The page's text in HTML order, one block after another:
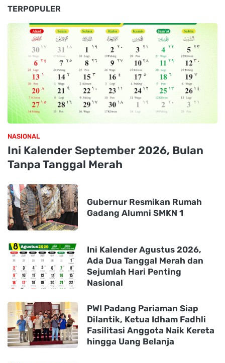
TERPOPULER
NASIONAL
Ini Kalender September 2026, Bulan
Tanpa Tanggal Merah
Gubernur Resmikan Rumah
Gadang Alumni SMKN 1
Ini Kalender Agustus 2026,
Ada Dua Tanggal Merah dan
Sejumlah Hari Penting
Nasional
PWI Padang Pariaman Siap
Dilantik, Ketua Idham Fadhli
Fasilitasi Anggota Naik Kereta
hingga Uang Belanja